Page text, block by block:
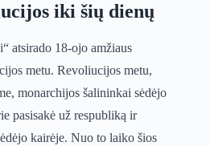
iki šių dienų
atsirado 18-ojo amžiaus
metu. Revoliucijos metu,
monarchijos šalininkai sėdėjo
pasisakė už respubliką ir
kairėje. Nuo to laiko šios